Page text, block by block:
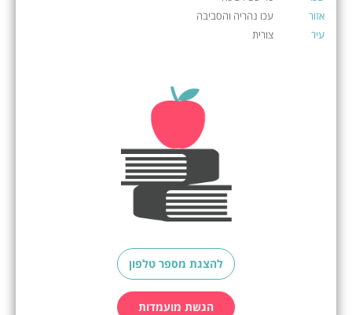
אזור
עכו נהריה והסביבה
עיר
צורית
להצגת מספר טלפון
הגשת מועמדות